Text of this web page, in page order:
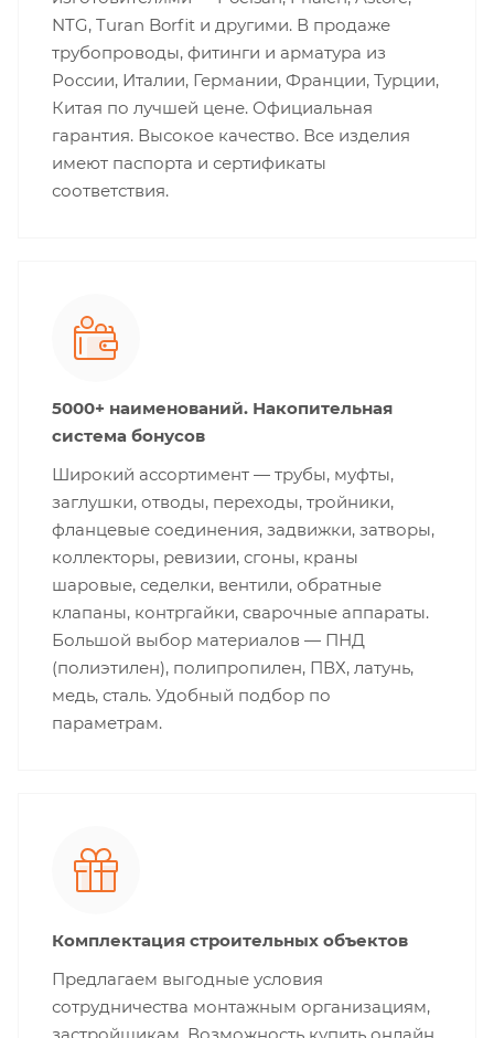
NTG, Turan Borfit и другими. В продаже
трубопроводы, фитинги и арматура из
России, Италии, Германии, Франции, Турции,
Китая по лучшей цене. Официальная
гарантия. Высокое качество. Все изделия
имеют паспорта и сертификаты
соответствия.
5000+ наименований. Накопительная
система бонусов
Широкий ассортимент — трубы, муфты,
заглушки, отводы, переходы, тройники,
фланцевые соединения, задвижки, затворы,
коллекторы, ревизии, сгоны, краны
шаровые, седелки, вентили, обратные
клапаны, контргайки, сварочные аппараты.
Большой выбор материалов — ПНД
(полиэтилен), полипропилен, ПВХ, латунь,
медь, сталь. Удобный подбор по
параметрам.
Комплектация строительных объектов
Предлагаем выгодные условия
сотрудничества монтажным организациям,